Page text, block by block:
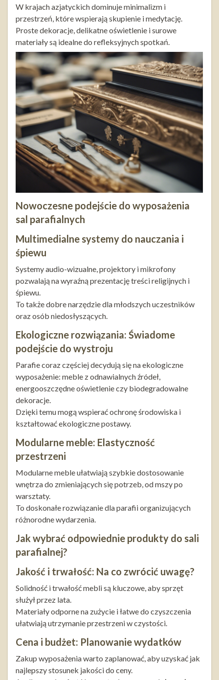
W krajach azjatyckich dominuje minimalizm i
przestrzeń, które wspierają skupienie i medytację.
Proste dekoracje, delikatne oświetlenie i surowe
materiały są idealne do refleksyjnych spotkań.
Nowoczesne podejście do wyposażenia
sal parafialnych
Multimedialne systemy do nauczania i
śpiewu
Systemy audio-wizualne, projektory i mikrofony
pozwalają na wyraźną prezentację treści religijnych i
śpiewu.
To także dobre narzędzie dla młodszych uczestników
oraz osób niedosłyszących.
Ekologiczne rozwiązania: Świadome
podejście do wystroju
Parafie coraz częściej decydują się na ekologiczne
wyposażenie: meble z odnawialnych źródeł,
energooszczędne oświetlenie czy biodegradowalne
dekoracje.
Dzięki temu mogą wspierać ochronę środowiska i
kształtować ekologiczne postawy.
Modularne meble: Elastyczność
przestrzeni
Modularne meble ułatwiają szybkie dostosowanie
wnętrza do zmieniających się potrzeb, od mszy po
warsztaty.
To doskonałe rozwiązanie dla parafii organizujących
różnorodne wydarzenia.
Jak wybrać odpowiednie produkty do sali
parafialnej?
Jakość i trwałość: Na co zwrócić uwagę?
Solidność i trwałość mebli są kluczowe, aby sprzęt
służył przez lata.
Materiały odporne na zużycie i łatwe do czyszczenia
ułatwiają utrzymanie przestrzeni w czystości.
Cena i budżet: Planowanie wydatków
Zakup wyposażenia warto zaplanować, aby uzyskać jak
najlepszy stosunek jakości do ceny.